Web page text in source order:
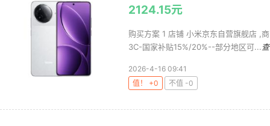
2124.15元
购买方案 1 店铺 小米京东自营旗舰店 ,
3C-国家补贴15%/20%--部分地区可...
2026-4-16 09:41
值！ +0
不值 -0